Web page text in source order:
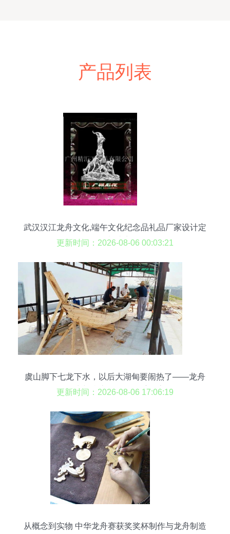
产品列表
武汉汉江龙舟文化,端午文化纪念品礼品厂家设计定
做制造商
更新时间：2026-08-06 00:03:21
虞山脚下七龙下水，以后大湖甸要闹热了——龙舟
诞生与乡土记忆的双重激流
更新时间：2026-08-06 17:06:19
从概念到实物 中华龙舟赛获奖奖杯制作与龙舟制造